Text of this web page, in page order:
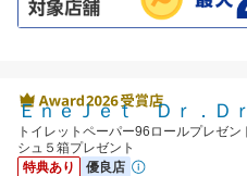
ＥｎｅＪｅｔ Ｄｒ．Ｄ
トイレットペーパー96ロールプレゼ
シュ５箱プレゼント
特典あり
優良店